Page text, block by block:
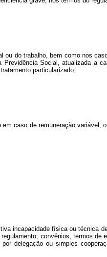
do trabalho, bem como nos
Social, atualizada a
particularizado;
caso de remuneração variável,
incapacidade física ou técnica
convênios, termos de
delegação ou simples